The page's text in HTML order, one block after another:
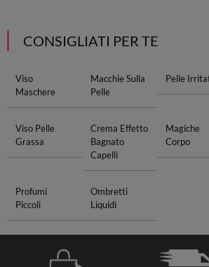
CONSIGLIATI PER TE
Viso
Maschere
Macchie Sulla
Pelle
Pelle
Viso Pelle
Grassa
Crema Effetto
Bagnato
Capelli
Magiche
Corpo
Profumi
Piccoli
Ombretti
Liquidi